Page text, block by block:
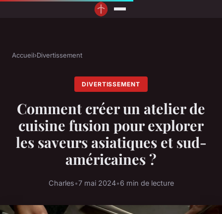
Accueil›Divertissement
DIVERTISSEMENT
Comment créer un atelier de
cuisine fusion pour explorer
les saveurs asiatiques et sud-
américaines ?
Charles•7 mai 2024•6 min de lecture